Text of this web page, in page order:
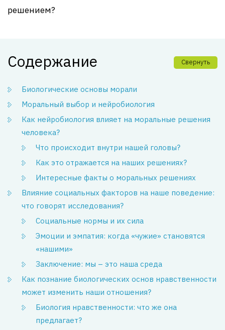
решением?
Содержание Свернуть
Биологические основы морали
Моральный выбор и нейробиология
Как нейробиология влияет на моральные решения
человека?
Что происходит внутри нашей головы?
Как это отражается на наших решениях?
Интересные факты о моральных решениях
Влияние социальных факторов на наше поведение:
что говорят исследования?
Социальные нормы и их сила
Эмоции и эмпатия: когда «чужие» становятся
«нашими»
Заключение: мы – это наша среда
Как познание биологических основ нравственности
может изменить наши отношения?
Биология нравственности: что же она
предлагает?